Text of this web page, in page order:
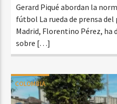
Gerard Piqué abordan la
fútbol La rueda de prensa
Madrid, Florentino Pérez, ha
sobre […]
COLOMBIA